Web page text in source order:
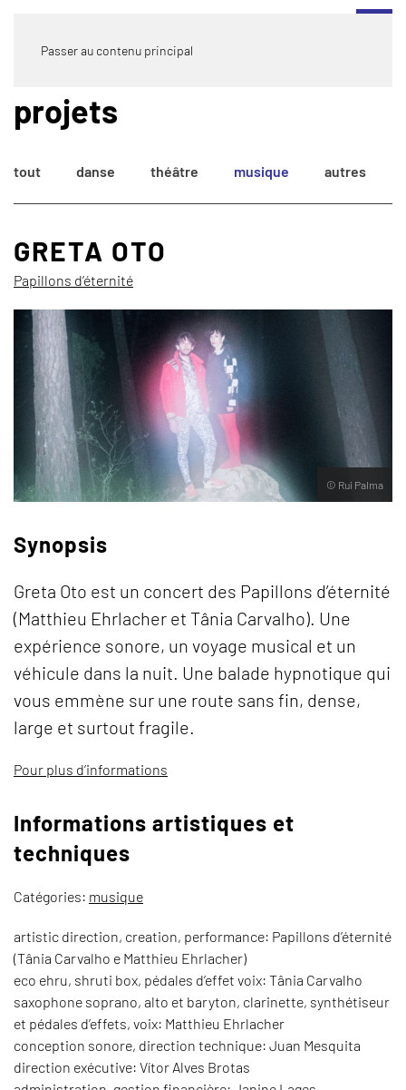
Passer au contenu principal
projets
tout danse théâtre musique autres
GRETA OTO
Papillons d’éternité
© Rui Palma
Synopsis
Greta Oto est un concert des Papillons d’éternité
(Matthieu Ehrlacher et Tânia Carvalho). Une
expérience sonore, un voyage musical et un
véhicule dans la nuit. Une balade hypnotique qui
vous emmène sur une route sans fin, dense,
large et surtout fragile.
Pour plus d’informations
Informations artistiques et
techniques
Catégories: musique
artistic direction, creation, performance: Papillons d’éternité
(Tânia Carvalho e Matthieu Ehrlacher)
eco ehru, shruti box, pédales d’effet voix: Tânia Carvalho
saxophone soprano, alto et baryton, clarinette, synthétiseur
et pédales d’effets, voix: Matthieu Ehrlacher
conception sonore, direction technique: Juan Mesquita
direction exécutive: Vítor Alves Brotas